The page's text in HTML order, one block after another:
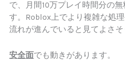
で、月間10万プレイ時間分の
す。Roblox上でより複雑な処
流れが進んでいると見てよさそ
安全面でも動きがあります。